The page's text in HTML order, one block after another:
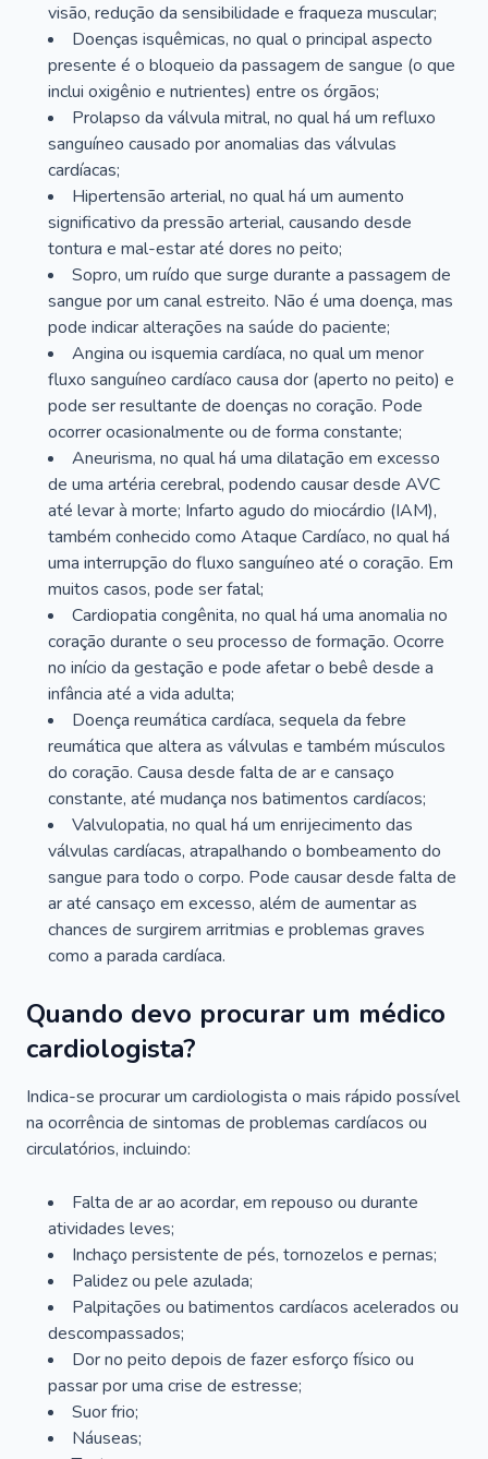
visão, redução da sensibilidade e fraqueza muscular;
Doenças isquêmicas, no qual o principal aspecto
presente é o bloqueio da passagem de sangue (o que
inclui oxigênio e nutrientes) entre os órgãos;
Prolapso da válvula mitral, no qual há um refluxo
sanguíneo causado por anomalias das válvulas
cardíacas;
Hipertensão arterial, no qual há um aumento
significativo da pressão arterial, causando desde
tontura e mal-estar até dores no peito;
Sopro, um ruído que surge durante a passagem de
sangue por um canal estreito. Não é uma doença, mas
pode indicar alterações na saúde do paciente;
Angina ou isquemia cardíaca, no qual um menor
fluxo sanguíneo cardíaco causa dor (aperto no peito) e
pode ser resultante de doenças no coração. Pode
ocorrer ocasionalmente ou de forma constante;
Aneurisma, no qual há uma dilatação em excesso
de uma artéria cerebral, podendo causar desde AVC
até levar à morte; Infarto agudo do miocárdio (IAM),
também conhecido como Ataque Cardíaco, no qual há
uma interrupção do fluxo sanguíneo até o coração. Em
muitos casos, pode ser fatal;
Cardiopatia congênita, no qual há uma anomalia no
coração durante o seu processo de formação. Ocorre
no início da gestação e pode afetar o bebê desde a
infância até a vida adulta;
Doença reumática cardíaca, sequela da febre
reumática que altera as válvulas e também músculos
do coração. Causa desde falta de ar e cansaço
constante, até mudança nos batimentos cardíacos;
Valvulopatia, no qual há um enrijecimento das
válvulas cardíacas, atrapalhando o bombeamento do
sangue para todo o corpo. Pode causar desde falta de
ar até cansaço em excesso, além de aumentar as
chances de surgirem arritmias e problemas graves
como a parada cardíaca.
Quando devo procurar um médico
cardiologista?
Indica-se procurar um cardiologista o mais rápido possível
na ocorrência de sintomas de problemas cardíacos ou
circulatórios, incluindo:
Falta de ar ao acordar, em repouso ou durante
atividades leves;
Inchaço persistente de pés, tornozelos e pernas;
Palidez ou pele azulada;
Palpitações ou batimentos cardíacos acelerados ou
descompassados;
Dor no peito depois de fazer esforço físico ou
passar por uma crise de estresse;
Suor frio;
Náuseas;